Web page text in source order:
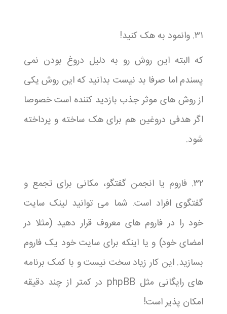
۳۱. وانمود به هک کنید!
که البته این روش رو به دلیل دروغ بودن نمی
پسندم اما صرفا بد نیست بدانید که این روش یکی
از روش های موثر جذب بازدید کننده است خصوصا
اگر هدفی دروغین هم برای هک ساخته و پرداخته
شود.
۳۲. فاروم یا انجمن گفتگو، مکانی برای تجمع و
گفتگوی افراد است. شما می توانید لینک سایت
خود را در فاروم های معروف قرار دهید (مثلا در
امضای خود) و یا اینکه برای سایت خود یک فاروم
بسازید. این کار زیاد سخت نیست و با کمک برنامه
های رایگانی مثل phpBB در کمتر از چند دقیقه
امکان پذیر است!